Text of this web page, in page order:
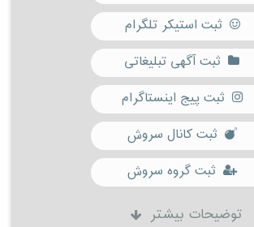
ثبت استیکر تلگرام
ثبت آگهی تبلیغاتی
ثبت پیج اینستاگرام
ثبت کانال سروش
ثبت گروه سروش
توضیحات بیشتر